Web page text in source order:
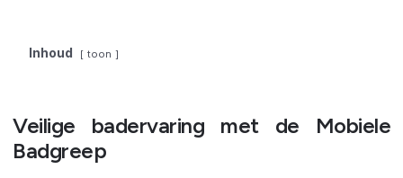
Inhoud toon
Veilige badervaring met de Mobiele
Badgreep